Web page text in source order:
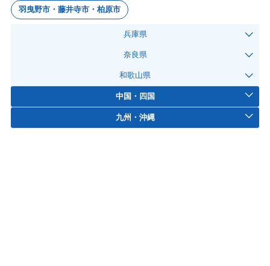
羽曳野市・藤井寺市・柏原市
兵庫県
奈良県
和歌山県
中国・四国
九州・沖縄